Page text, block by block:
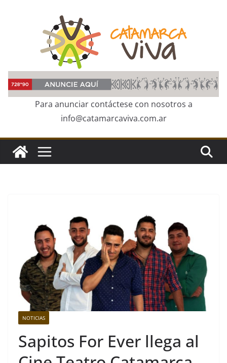
Para anunciar contáctese con nosotros a
info@catamarcaviva.com.ar
NOTICIAS
Sapitos For Ever llega al